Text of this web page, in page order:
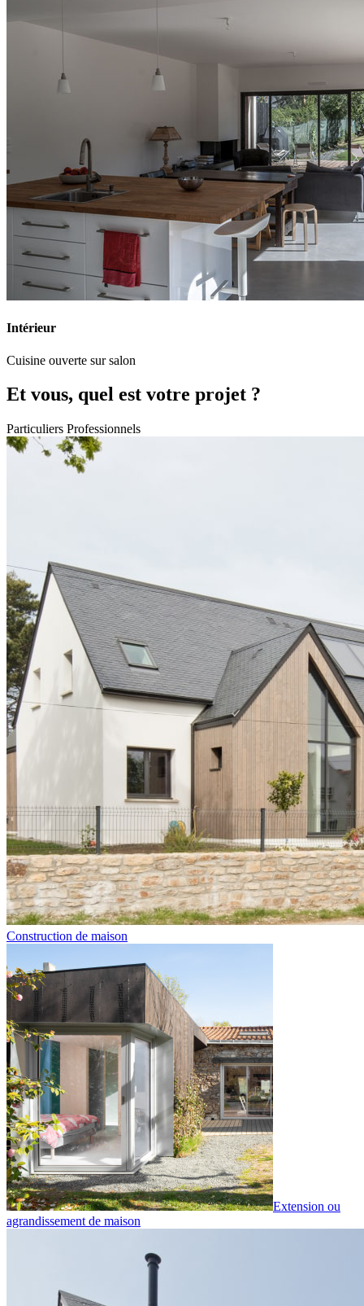
Intérieur
Cuisine ouverte sur salon
Et vous, quel est votre projet ?
Particuliers Professionnels
Construction de maison
Extension ou
agrandissement de maison